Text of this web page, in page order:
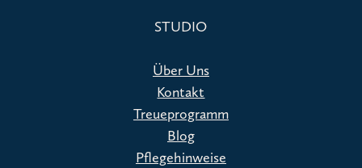
STUDIO
Über Uns
Kontakt
Treueprogramm
Blog
Pflegehinweise